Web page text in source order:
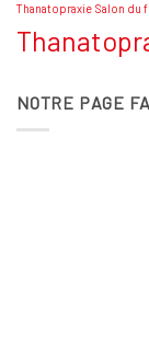
Thanatopraxie Salon du
NOTRE PAGE